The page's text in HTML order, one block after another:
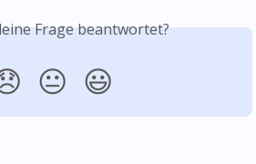
Frage beantwortet?
😐 😃